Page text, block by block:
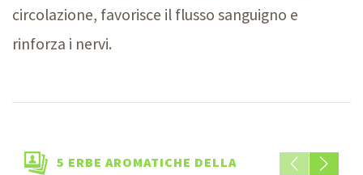
circolazione, favorisce il flusso sanguigno e
rinforza i nervi.
5 ERBE AROMATICHE DELLA